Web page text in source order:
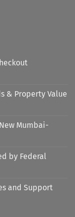
& Property Value
Mumbai-
by Federal
and Support